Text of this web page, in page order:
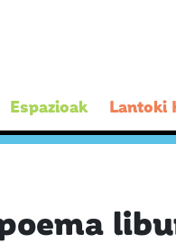
Espazioak Lantoki